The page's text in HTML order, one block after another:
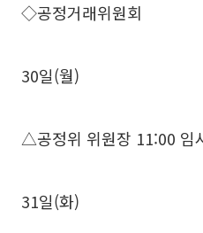
◇공정거래위원회
30일(월)
△공정위 위원장 11:00 임
31일(화)